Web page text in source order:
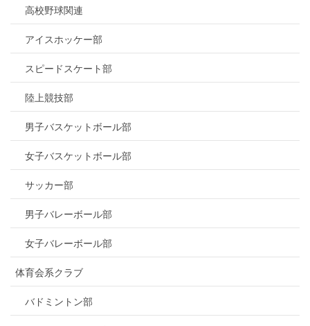
高校野球関連
アイスホッケー部
スピードスケート部
陸上競技部
男子バスケットボール部
女子バスケットボール部
サッカー部
男子バレーボール部
女子バレーボール部
体育会系クラブ
バドミントン部